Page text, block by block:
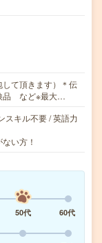
て頂きます）＊伝
品 など※最大…
スキル不要 / 英語力
い方！
50代
60代